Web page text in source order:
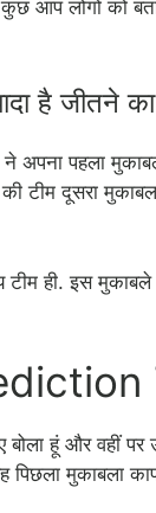
आप लोगों को
है जीतने
ने अपना पहला
टीम दूसरा
ही. इस मुकाबले
हूं और वहीं
मुकाबला